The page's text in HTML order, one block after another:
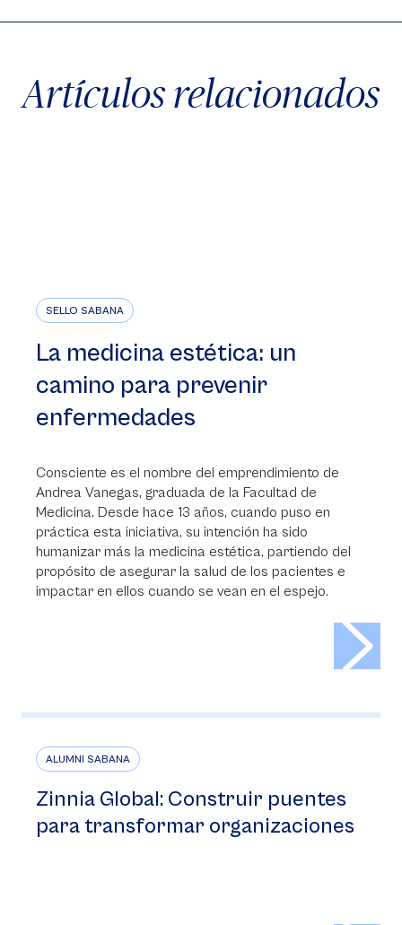
Artículos relacionados
SELLO SABANA
La medicina estética: un
camino para prevenir
enfermedades
Consciente es el nombre del emprendimiento de
Andrea Vanegas, graduada de la Facultad de
Medicina. Desde hace 13 años, cuando puso en
práctica esta iniciativa, su intención ha sido
humanizar más la medicina estética, partiendo del
propósito de asegurar la salud de los pacientes e
impactar en ellos cuando se vean en el espejo.
ALUMNI SABANA
Zinnia Global: Construir puentes
para transformar organizaciones